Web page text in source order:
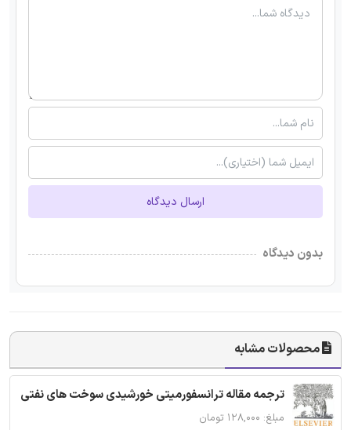
ارسال دیدگاه
بدون دیدگاه
محصولات مشابه
ترجمه مقاله ترانسفورمیتی خورشیدی سوخت های نفتی
مبلغ: ۱۲۸,۰۰۰ تومان